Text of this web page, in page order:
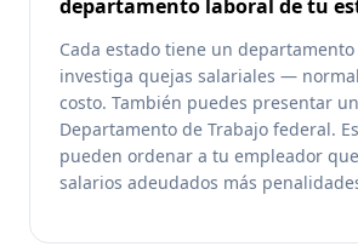
departamento laboral de tu
Cada estado tiene un
investiga quejas salariales —
costo. También puedes presentar
Departamento de Trabajo federal.
pueden ordenar a tu empleador
salarios adeudados más